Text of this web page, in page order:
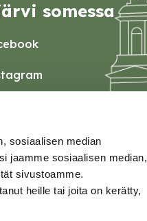
sosiaalisen median
jaamme sosiaalisen median,
sivustoamme.
heille tai joita on kerätty,
somessa